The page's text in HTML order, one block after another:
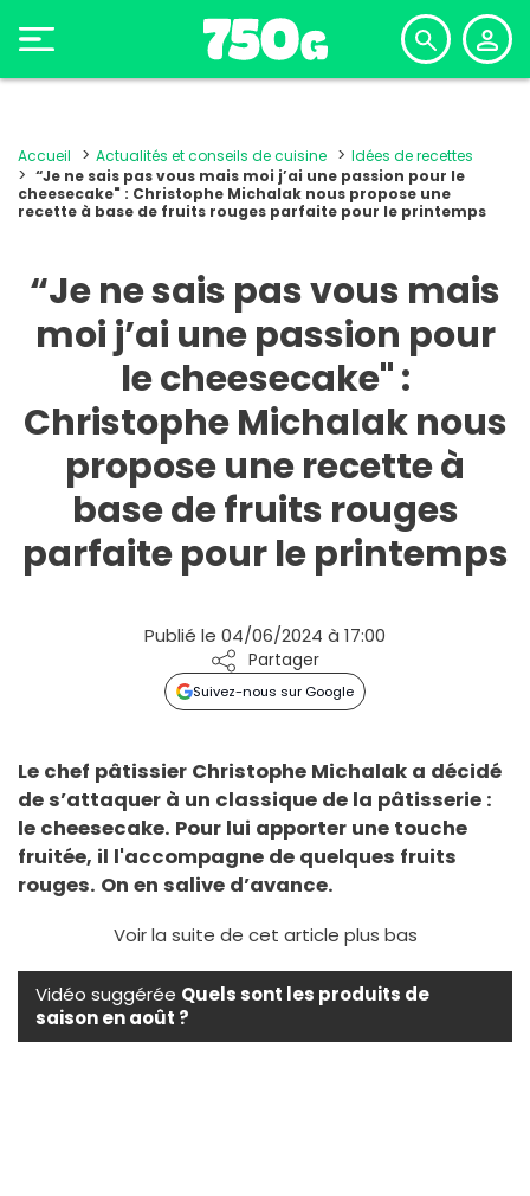
Accueil Actualités et conseils de cuisine
Idées de recettes
“Je ne sais pas vous mais moi j’ai une passion pour le
cheesecake" : Christophe Michalak nous propose une
recette à base de fruits rouges parfaite pour le printemps
“Je ne sais pas vous mais
moi j’ai une passion pour
le cheesecake" :
Christophe Michalak nous
propose une recette à
base de fruits rouges
parfaite pour le printemps
Publié le 04/06/2024 à 17:00
Partager
Suivez-nous sur Google
Le chef pâtissier Christophe Michalak a décidé
de s’attaquer à un classique de la pâtisserie :
le cheesecake. Pour lui apporter une touche
fruitée, il l'accompagne de quelques fruits
rouges. On en salive d’avance.
Voir la suite de cet article plus bas
Vidéo suggérée Quels sont les produits de
saison en août ?